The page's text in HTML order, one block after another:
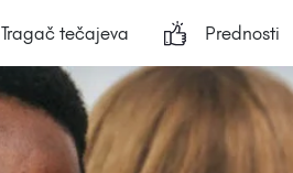
Tragač tečajeva Prednosti